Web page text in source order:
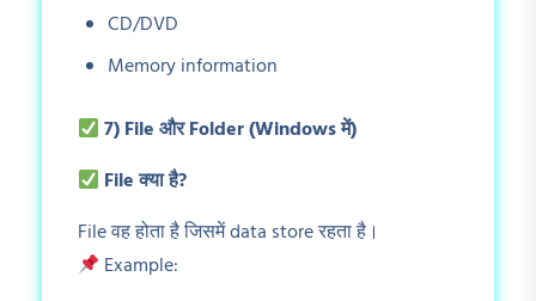
CD/DVD
Memory information
7) Fileऔर Folder (Windowsमें)
Fileक्या है?
File वह होता है जिसमें data store रहता है।
Example: